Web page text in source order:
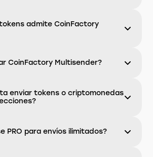
admite CoinFactory
CoinFactory Multisender?
enviar tokens o criptomonedas
PRO para envíos ilimitados?